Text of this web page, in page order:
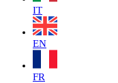
IT
EN
FR